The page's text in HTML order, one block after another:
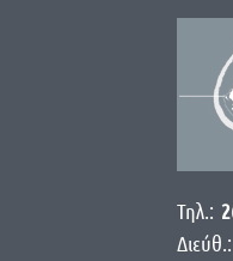
Τηλ.:
Διεύθ.: